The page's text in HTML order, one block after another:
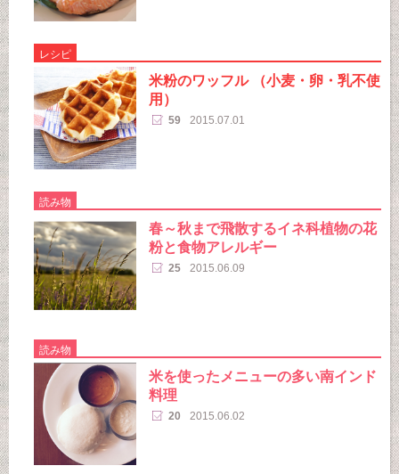
レシピ
米粉のワッフル （小麦・卵・乳不使
用）
59 2015.07.01
読み物
春～秋まで飛散するイネ科植物の花
粉と食物アレルギー
25 2015.06.09
読み物
米を使ったメニューの多い南インド
料理
20 2015.06.02